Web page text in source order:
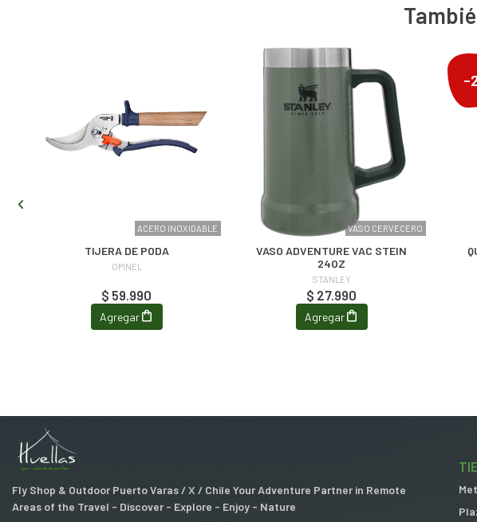
ACERO INOXIDABLE
TIJERA DE PODA
OPINEL
$ 59.990
Agregar
VASO CERVECERO
VASO ADVENTURE VAC STEIN
24OZ
STANLEY
$ 27.990
Agregar
-
Fly Shop & Outdoor Puerto Varas / X / Chile Your Adventure Partner in Remote
Areas of the Travel - Discover - Explore - Enjoy - Nature